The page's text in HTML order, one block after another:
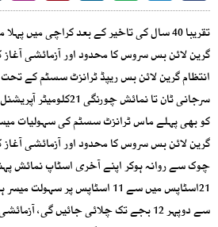
تقریبا 40 سال کی تاخیر کے بعد کراچی میں
گرین لائن بس سروس کا محدود اور آزمائشی آغاز
انتظام گرین لائن بس ریپڈ ٹرانزٹ سسٹم کے
سرجانی ٹان تا نمائش
کو بھی پہلے ماس ٹرانزٹ سسٹم کی سہولیات
گرین لائن بس سروس کا محدود اور آزمائشی آغاز
چوک سے روانہ ہوکر اپنے آخری اسٹاپ نمائش
سے دوپہر 12 بجے تک چلائی جائیں گی،